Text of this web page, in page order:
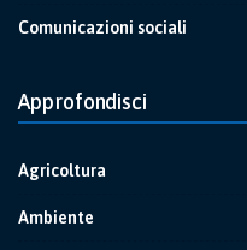
Comunicazioni sociali
Approfondisci
Agricoltura
Ambiente